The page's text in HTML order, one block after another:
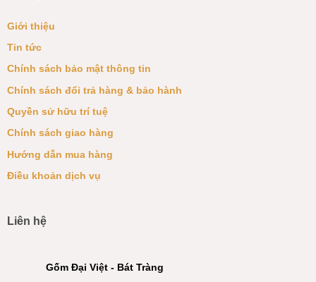
Giới thiệu
Tin tức
Chính sách bảo mật thông tin
Chính sách đổi trả hàng & bảo hành
Quyền sử hữu trí tuệ
Chính sách giao hàng
Hướng dẫn mua hàng
Điều khoản dịch vụ
Liên hệ
Gốm Đại Việt - Bát Tràng